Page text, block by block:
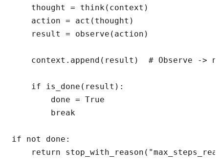
    thought = think(context)
    action = act(thought)
    result = observe(action)
context.append(result)  # Observe ->
    if is_done(result):
        done = True
        break
if not done: